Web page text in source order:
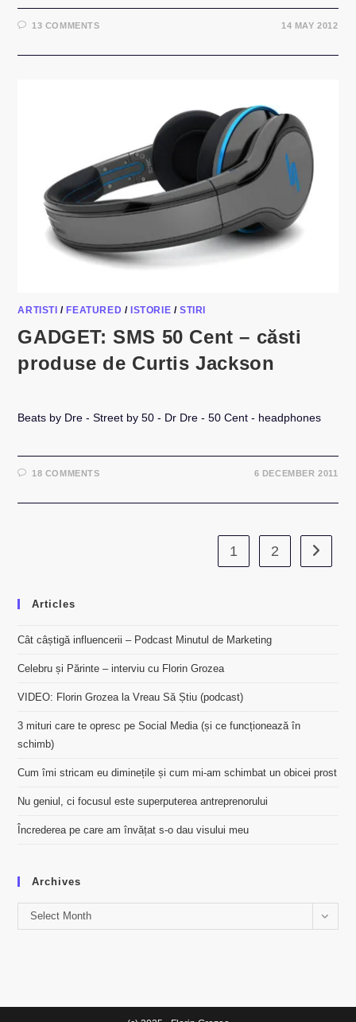
13 COMMENTS 14 MAY 2012
ARTISTI /FEATURED /ISTORIE /STIRI
GADGET: SMS 50 Cent – căsti
produse de Curtis Jackson
Beats by Dre - Street by 50 - Dr Dre - 50 Cent - headphones
18 COMMENTS 6 DECEMBER 2011
1 2 Go to
Articles
Cât câștigă influencerii – Podcast Minutul de Marketing
Celebru și Părinte – interviu cu Florin Grozea
VIDEO: Florin Grozea la Vreau Să Știu (podcast)
3 mituri care te opresc pe Social Media (și ce funcționează în
schimb)
Cum îmi stricam eu diminețile și cum mi-am schimbat un obicei prost
Nu geniul, ci focusul este superputerea antreprenorului
Încrederea pe care am învățat s-o dau visului meu
Archives
Archives
Select Month